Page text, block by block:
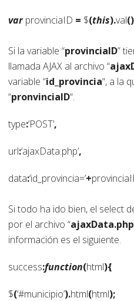
varprovinciaID = $(this).val
Si la variable “provinciaID”
llamada AJAX al archivo “
variable “id_provincia“, a la
“pronvinciaID“.
type:‘POST’,
url:‘ajaxData.php’,
data:‘id_provincia=’+
Si todo ha ido bien, el select
por el archivo “ajaxData.php
información es el siguiente.
success:function(html){
$(‘#municipio’).html(html);